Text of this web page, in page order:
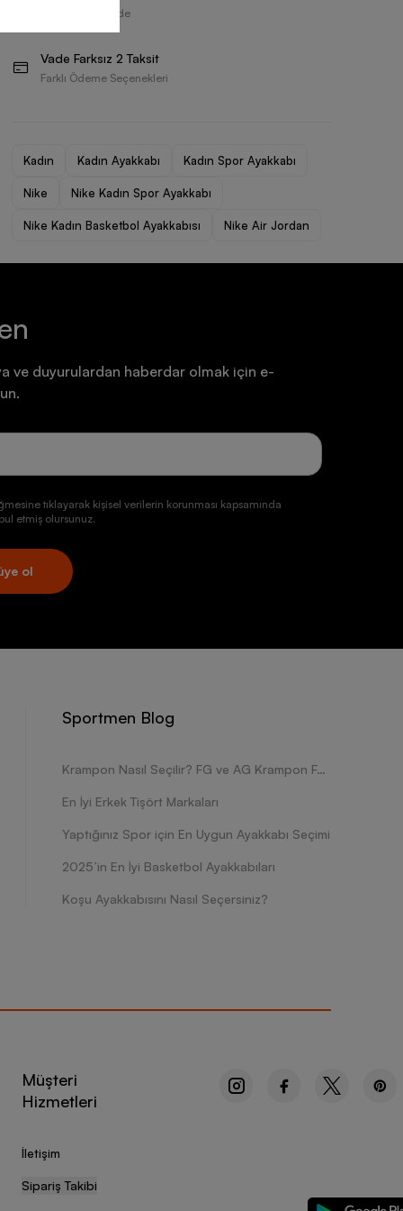
30 Gün İçerisinde
Vade Farksız 2 Taksit
Farklı Ödeme Seçenekleri
Kadın Kadın Ayakkabı Kadın Spor Ayakkabı
Nike Nike Kadın Spor Ayakkabı
Nike Kadın Basketbol Ayakkabısı Nike Air Jordan
ve duyurulardan haberdar olmak için e-
tıklayarak kişisel verilerin korunması kapsamında
etmiş olursunuz.
ol
Sportmen Blog
Krampon Nasıl Seçilir? FG ve AG Krampon Farkları Nelerdir?
En İyi Erkek Tişört Markaları
Yaptığınız Spor için En Uygun Ayakkabı Seçimi
2025’in En İyi Basketbol Ayakkabıları
Koşu Ayakkabısını Nasıl Seçersiniz?
Müşteri
Hizmetleri
İletişim
Sipariş Takibi